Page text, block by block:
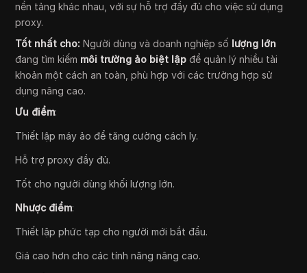
nền tảng khác nhau, với sự hỗ trợ đầy đủ cho việc sử dụng
proxy.
Tốt nhất cho: Người dùng và doanh nghiệp số lượng lớn
đang tìm kiếm môi trường ảo biệt lập để quản lý nhiều tài
khoản một cách an toàn, phù hợp với các trường hợp sử
dụng nâng cao.
Ưu điểm:
Thiết lập máy ảo để tăng cường cách ly.
Hỗ trợ proxy đầy đủ.
Tốt cho người dùng khối lượng lớn.
Nhược điểm:
Thiết lập phức tạp cho người mới bắt đầu.
Giá cao hơn cho các tính năng nâng cao.